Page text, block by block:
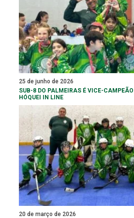
25 de junho de 2026
SUB-8 DO PALMEIRAS É VICE-
HÓQUEI IN LINE
20 de março de 2026